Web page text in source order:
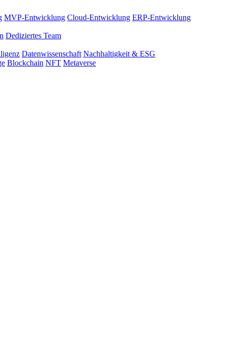
MVP-Entwicklung Cloud-Entwicklung ERP-Entwicklung
Dediziertes Team
Datenwissenschaft Nachhaltigkeit & ESG
Blockchain NFT Metaverse